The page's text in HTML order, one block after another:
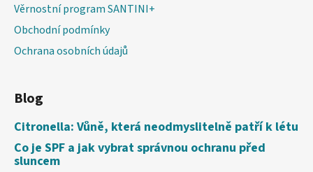
Věrnostní program SANTINI+
Obchodní podmínky
Ochrana osobních údajů
Blog
Citronella: Vůně, která neodmyslitelně patří k létu
Co je SPF a jak vybrat správnou ochranu před
sluncem